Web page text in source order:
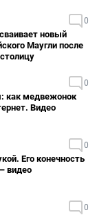
0
новый
Маугли после
0
как медвежонок
Видео
0
Его конечность
видео
0